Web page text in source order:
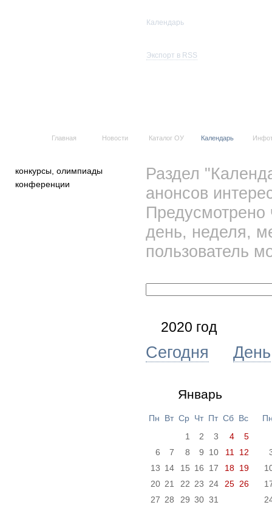
Главная Новости Каталог ОУ Календарь
Календарь
Экспорт в RSS
конкурсы, олимпиады
конференции
Раздел
анонсов
день, неделя,
пользователь
2020 год
Сегодня День
Январь
Пн Вт Ср Чт Пт Сб Вс
1
2 3 4
5
6
7 8 9 10 11
12
13 14 15 16 17 18 19
20 21 22 23 24 25 26
27 28 29 30 31